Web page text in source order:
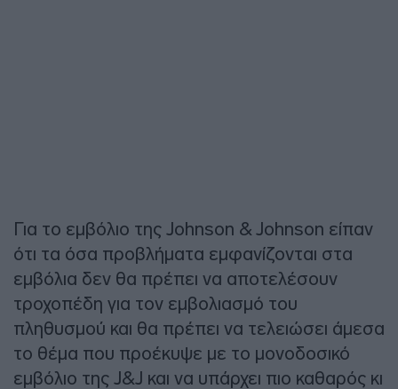
Για το εμβόλιο της Johnson & Johnson είπαν
ότι τα όσα προβλήματα εμφανίζονται στα
εμβόλια δεν θα πρέπει να αποτελέσουν
τροχοπέδη για τον εμβολιασμό του
πληθυσμού και θα πρέπει να τελειώσει άμεσα
το θέμα που προέκυψε με το μονοδοσικό
εμβόλιο της J&J και να υπάρχει πιο καθαρός κι